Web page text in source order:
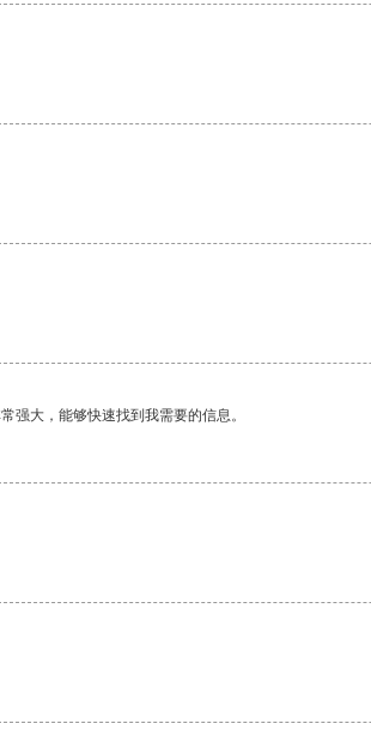
强大，能够快速找到我需要的信息。